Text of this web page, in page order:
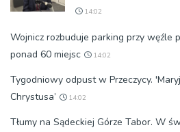
14:02
Wojnicz rozbuduje parking przy węźle
ponad 60 miejsc
14:02
Tygodniowy odpust w Przeczycy.
Chrystusa’
14:02
Tłumy na Sądeckiej Górze Tabor. W